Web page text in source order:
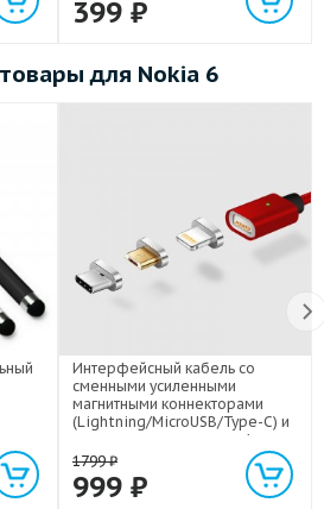
399 ₽
для Nokia 6
Интерфейсный кабель со
сменными усиленными
магнитными коннекторами
(Lightning/MicroUSB/Type-C) и
световым индикатором 1м
1799₽
999 ₽